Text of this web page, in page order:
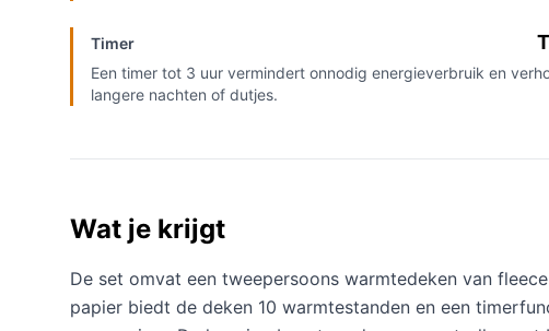
Timer
Een timer tot 3 uur vermindert onnodig energieverbruik en
langere nachten of dutjes.
Wat je krijgt
De set omvat een tweepersoons warmtedeken van
papier biedt de deken 10 warmtestanden en een